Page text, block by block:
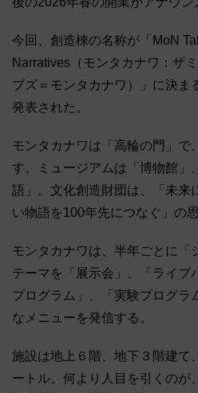
今回、創造棟の名称が「MoN
Narratives（モンタカナワ：ザ
ブズ＝モンタカナワ）」に決ま
発表された。
モンタカナワは「高輪の門」で
す。ミュージアムは「博物館」
語」。文化創造財団は、「未来
い物語を100年先につなぐ」の
モンタカナワは、半年ごとに「
テーマを「展示会」、「ライブ
プログラム」、「実験プログラ
なメニューを発信する。
施設は地上６階、地下３階建て
ートル。何より人目を引くのが